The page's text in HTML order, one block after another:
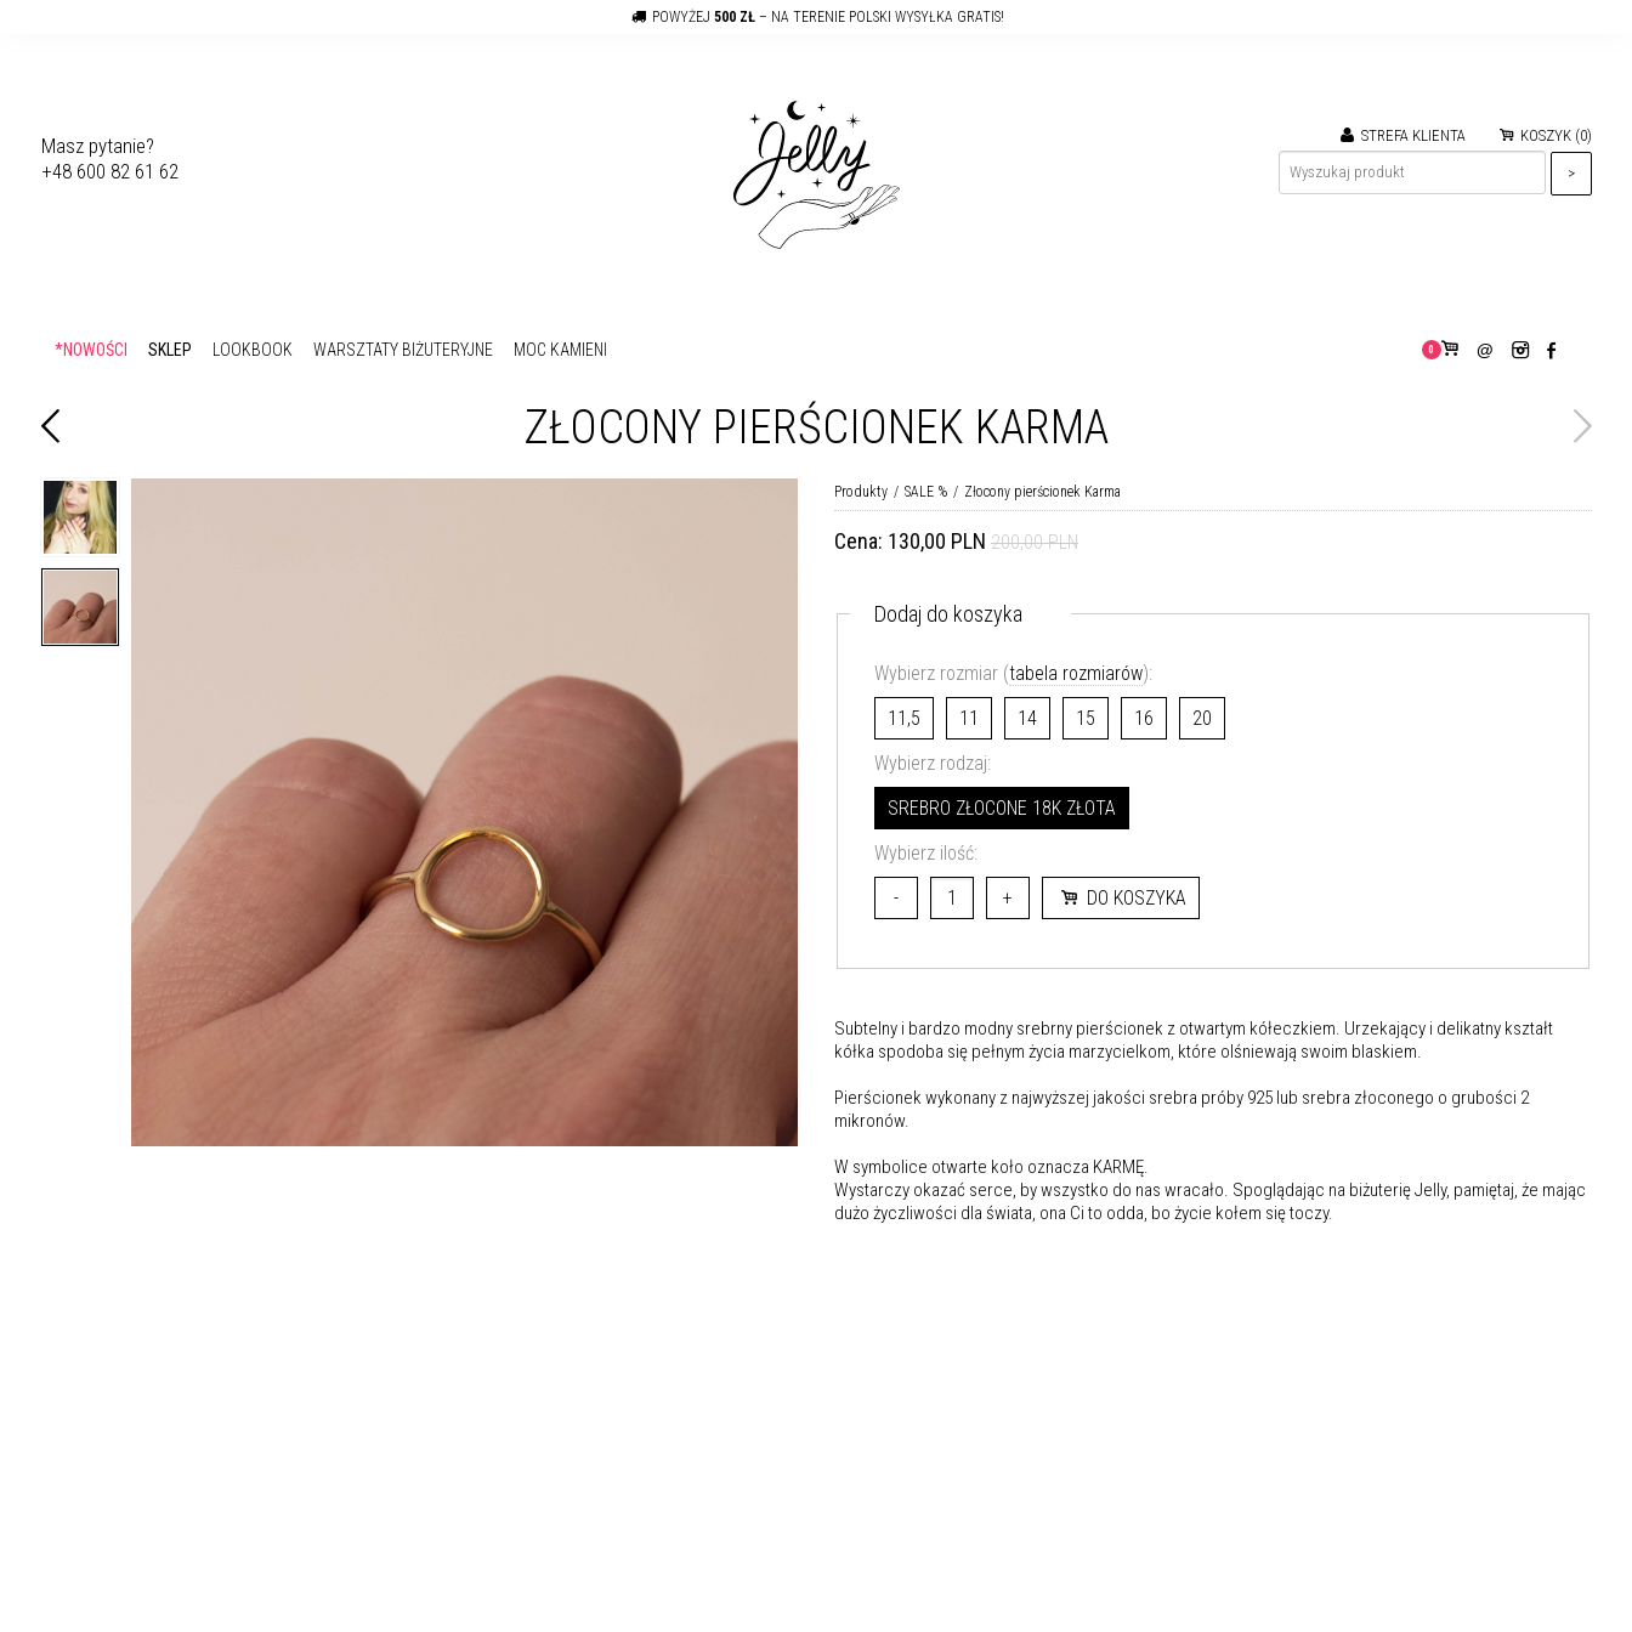
POWYŻEJ 500 ZŁ– NA TERENIE POLSKI WYSYŁKA GRATIS!
Masz pytanie?
+48 600 82 61 62
STREFA KLIENTA KOSZYK (0)
>
*NOWOŚCI SKLEP LOOKBOOK WARSZTATY BIŻUTERYJNE MOC KAMIENI 0
ZŁOCONY PIERŚCIONEK KARMA
Produkty SALE % Złocony pierścionek Karma
Cena: 130,00 PLN 200,00 PLN
Dodaj do koszyka
Wybierz rozmiar (tabela rozmiarów):
11,5
11 14 15 16
20
Wybierz rodzaj:
SREBRO ZŁOCONE 18K ZŁOTA
Wybierz ilość:
-
+ DO KOSZYKA
Subtelny i bardzo modny srebrny pierścionek z otwartym kółeczkiem. Urzekający i delikatny kształt
kółka spodoba się pełnym życia marzycielkom, które olśniewają swoim blaskiem.
Pierścionek wykonany z najwyższej jakości srebra próby 925 lub srebra złoconego o grubości 2
mikronów.
W symbolice otwarte koło oznacza KARMĘ.
Wystarczy okazać serce, by wszystko do nas wracało. Spoglądając na biżuterię Jelly, pamiętaj, że mając
dużo życzliwości dla świata, ona Ci to odda, bo życie kołem się toczy.